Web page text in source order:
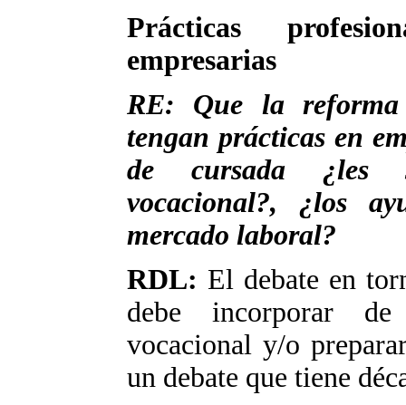
Prácticas
empresarias
RE: Que la reforma
tengan prácticas en
de cursada ¿les
vocacional?, ¿los
mercado laboral?
RDL: El debate en
debe incorporar
vocacional y/o
un debate que tiene